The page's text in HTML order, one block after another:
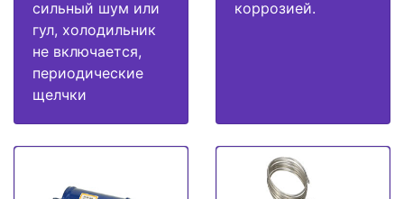
сильный шум или
гул, холодильник
не включается,
периодические
щелчки
коррозией.